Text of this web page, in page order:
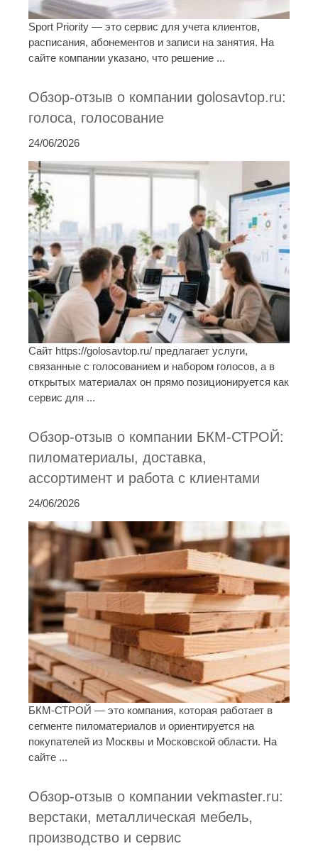
Sport Priority — это сервис для учета клиентов,
расписания, абонементов и записи на занятия. На
сайте компании указано, что решение ...
Обзор-отзыв о компании golosavtop.ru:
голоса, голосование
24/06/2026
Сайт https://golosavtop.ru/ предлагает услуги,
связанные с голосованием и набором голосов, а в
открытых материалах он прямо позиционируется как
сервис для ...
Обзор-отзыв о компании БКМ-СТРОЙ:
пиломатериалы, доставка,
ассортимент и работа с клиентами
24/06/2026
БКМ-СТРОЙ — это компания, которая работает в
сегменте пиломатериалов и ориентируется на
покупателей из Москвы и Московской области. На
сайте ...
Обзор-отзыв о компании vekmaster.ru:
верстаки, металлическая мебель,
производство и сервис